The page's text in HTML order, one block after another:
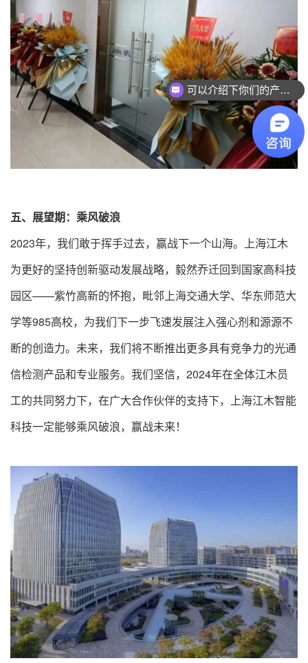
五、展望期：乘风破浪
2023年，我们敢于挥手过去，赢战下一个山海。上海江木
为更好的坚持创新驱动发展战略，毅然乔迁回到国家高科技
园区——紫竹高新的怀抱，毗邻上海交通大学、华东师范大
学等985高校，为我们下一步飞速发展注入强心剂和源源不
断的创造力。未来，我们将不断推出更多具有竞争力的光通
信检测产品和专业服务。我们坚信，2024年在全体江木员
工的共同努力下，在广大合作伙伴的支持下，上海江木智能
科技一定能够乘风破浪，赢战未来！
可以介绍下你们的产品么？
你们是怎么收费的呢？